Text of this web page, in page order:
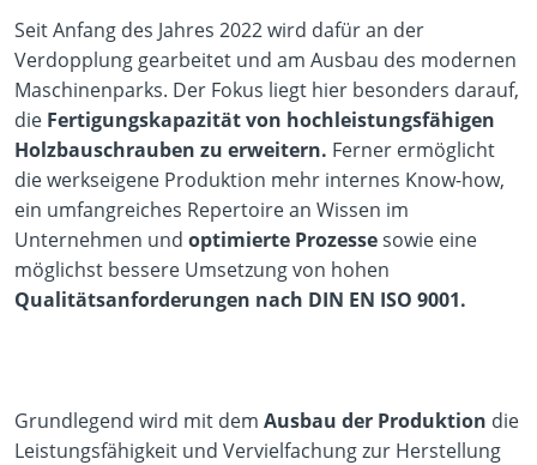
Seit Anfang des Jahres 2022 wird dafür an der
Verdopplung gearbeitet und am Ausbau des modernen
Maschinenparks. Der Fokus liegt hier besonders darauf,
die Fertigungskapazität von hochleistungsfähigen
Holzbauschrauben zu erweitern. Ferner ermöglicht
die werkseigene Produktion mehr internes Know-how,
ein umfangreiches Repertoire an Wissen im
Unternehmen und optimierte Prozessesowie eine
möglichst bessere Umsetzung von hohen
Qualitätsanforderungen nach DIN EN ISO 9001.
Grundlegend wird mit dem Ausbau der Produktion die
Leistungsfähigkeit und Vervielfachung zur Herstellung